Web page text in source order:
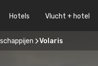
Hotels Vlucht + hotel
Volaris